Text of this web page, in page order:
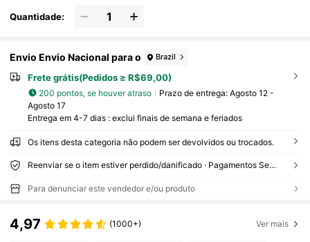
Quantidade:
Envio Envio Nacional para o Brazil
Frete grátis(Pedidos ≥ R$69,00)
200 pontos, se houver atraso Prazo de entrega: Agosto 12 -
Agosto 17
Entrega em 4-7 dias : exclui finais de semana e feriados
Os itens desta categoria não podem ser devolvidos ou trocados.
Reenviar se o item estiver perdido/danificado · Pagamentos Seguros · Proteção de privacidade
Para denunciar este vendedor e/ou produto
4,97 (1000+) Ver mais